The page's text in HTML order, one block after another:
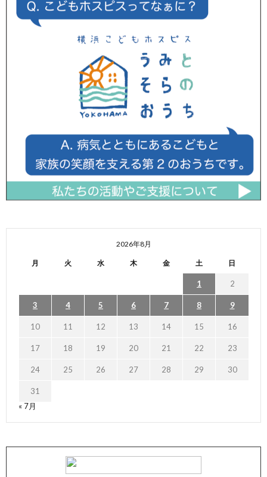
2026年8月
月 火 水 木 金 土 日
1 2
3 4 5 6 7 8 9
10 11 12 13 14 15 16
17 18 19 20 21 22 23
24 25 26 27 28 29 30
31
« 7月